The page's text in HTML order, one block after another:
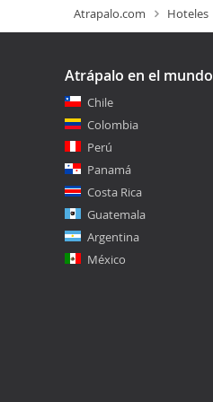
Atrapalo.com Hoteles
Atrápalo en el mundo
Chile
Colombia
Perú
Panamá
Costa Rica
Guatemala
Argentina
México